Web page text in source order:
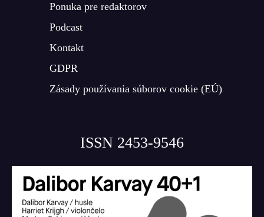
Ponuka pre redaktorov
Podcast
Kontakt
GDPR
Zásady používania súborov cookie (EÚ)
ISSN 2453-9546